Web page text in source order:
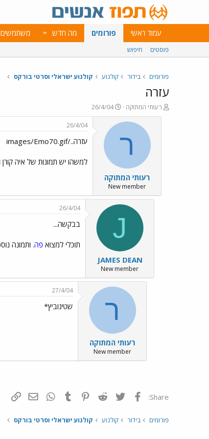
עמוד ראשי פורומים מה חדש משתמשים
פוסטים חיפוש
פורומים בידור קולנוע קולנוע ישראלי וסרטי בורקס
עזרה
פ
ו
רעותי המתוקה
פ
ו
ר
ת
ר
י
ך
26/4/04
ר
רעותי המתוקה
New member
26/4/04
עזרה../images/Emo70.gif
למשהו יש תמונות של איה קורן
J
JAMES DEAN
New member
26/4/04
בבקשה...
תוכלי למצוא פה. ותמונה
ר
רעותי המתוקה
New member
27/4/04
שטינוביץ*
Share: פייסבוק Twitter
Reddit
Pinterest
Tumblr
WhatsApp
דואר
פורומים בידור קולנוע קולנוע ישראלי וסרטי בורקס